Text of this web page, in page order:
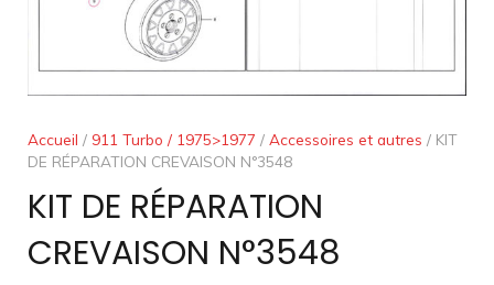
Accueil / 911 Turbo / 1975>1977 / Accessoires et autres / KIT
DE RÉPARATION CREVAISON N°3548
KIT DE RÉPARATION
CREVAISON N°3548